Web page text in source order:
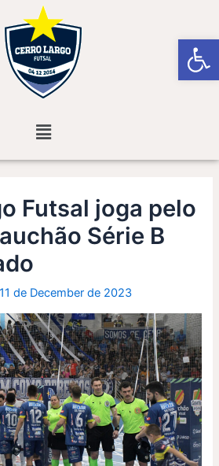
Menu
Futsal joga pelo
Série B
11 de December de 2023